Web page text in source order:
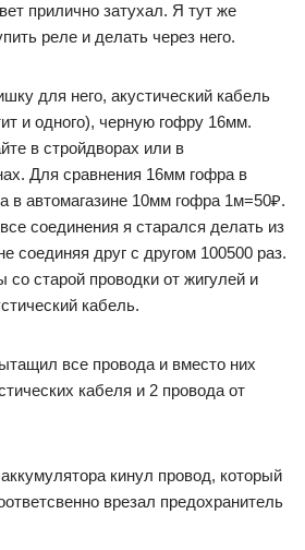
прилично затухал. Я тут же
реле и делать через него.
для него, акустический кабель
и одного), черную гофру 16мм.
в стройдворах или в
Для сравнения 16мм гофра в
в автомагазине 10мм гофра 1м=50₽.
соединения я старался делать из
соединяя друг с другом 100500 раз.
старой проводки от жигулей и
кабель.
все провода и вместо них
кабеля и 2 провода от
кинул провод, который
врезал предохранитель